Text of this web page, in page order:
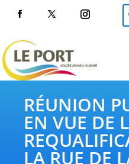
RÉUNION
EN VUE DE
LA RUE DE